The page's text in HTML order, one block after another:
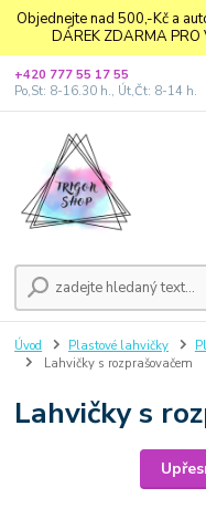
Objednejte nad 500,-Kč a
DÁREK ZDARMA
+420 777 55 17 55
Po,St: 8-16.30 h., Út,Čt: 8-14 h.
Úvod Plastové lahvičky
Lahvičky s rozprašovačem
Lahvičky s